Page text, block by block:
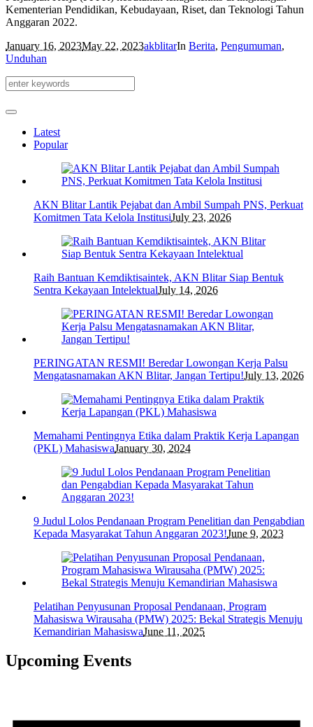
Kementerian Pendidikan, Kebudayaan, Riset, dan Teknologi Tahun
Anggaran 2022.
January 16, 2023May 22, 2023akblitarIn Berita, Pengumuman,
Unduhan
Latest
Popular
AKN Blitar Lantik Pejabat dan Ambil Sumpah PNS, Perkuat
Komitmen Tata Kelola InstitusiJuly 23, 2026
Raih Bantuan Kemdiktisaintek, AKN Blitar Siap Bentuk
Sentra Kekayaan IntelektualJuly 14, 2026
PERINGATAN RESMI! Beredar Lowongan Kerja Palsu
Mengatasnamakan AKN Blitar, Jangan Tertipu!July 13, 2026
Memahami Pentingnya Etika dalam Praktik Kerja Lapangan
(PKL) MahasiswaJanuary 30, 2024
9 Judul Lolos Pendanaan Program Penelitian dan Pengabdian
Kepada Masyarakat Tahun Anggaran 2023!June 9, 2023
Pelatihan Penyusunan Proposal Pendanaan, Program
Mahasiswa Wirausaha (PMW) 2025: Bekal Strategis Menuju
Kemandirian MahasiswaJune 11, 2025
Upcoming Events